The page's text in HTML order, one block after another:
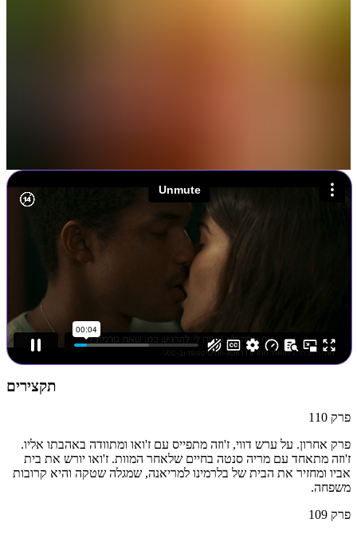
תקצירים
פרק 110
פרק אחרון. על ערש דווי, ז'וזה מתפייס עם ז'ואו ומתוודה באהבתו אליו.
ז'וזה מתאחד עם מריה סנטה בחיים שלאחר המוות. ז'ואו יורש את בית
אביו ומחזיר את הבית של בלרמינו למריאנה, שמגלה שטקה והיא קרובות
משפחה.
פרק 109